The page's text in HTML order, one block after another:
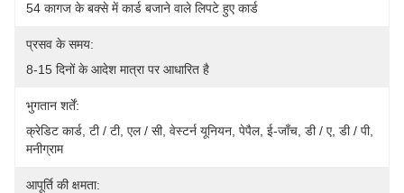
54 कागज के बक्से में कार्ड बजाने वाले लिपटे हुए कार्ड
प्रसव के समय:
8-15 दिनों के आदेश मात्रा पर आधारित है
भुगतान शर्तें:
क्रेडिट कार्ड, टी / टी, एल / सी, वेस्टर्न यूनियन, पेपैल, ई-जाँच, डी / ए, डी / पी,
मनीग्राम
आपूर्ति की क्षमता: